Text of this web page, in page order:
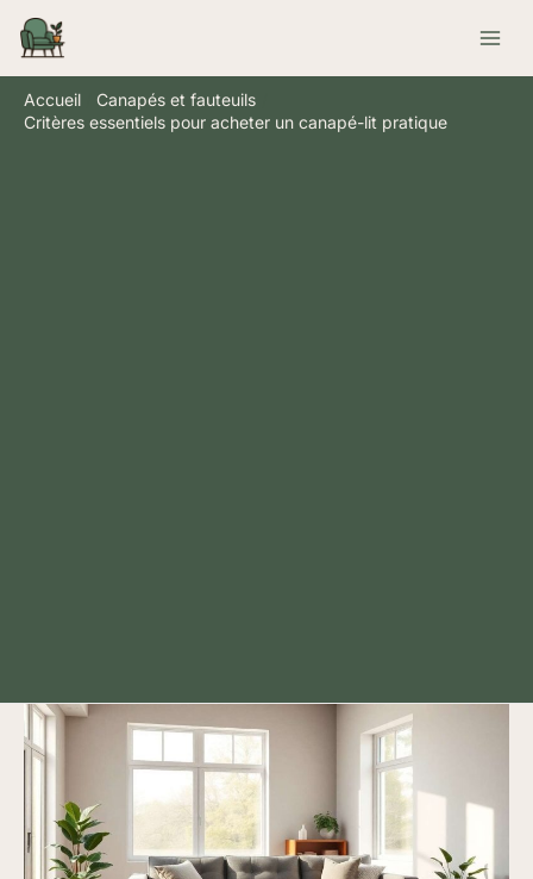
Aller
contenu
Accueil
Canapés et fauteuils
Critères essentiels pour acheter un canapé-lit pratique
Rechercher